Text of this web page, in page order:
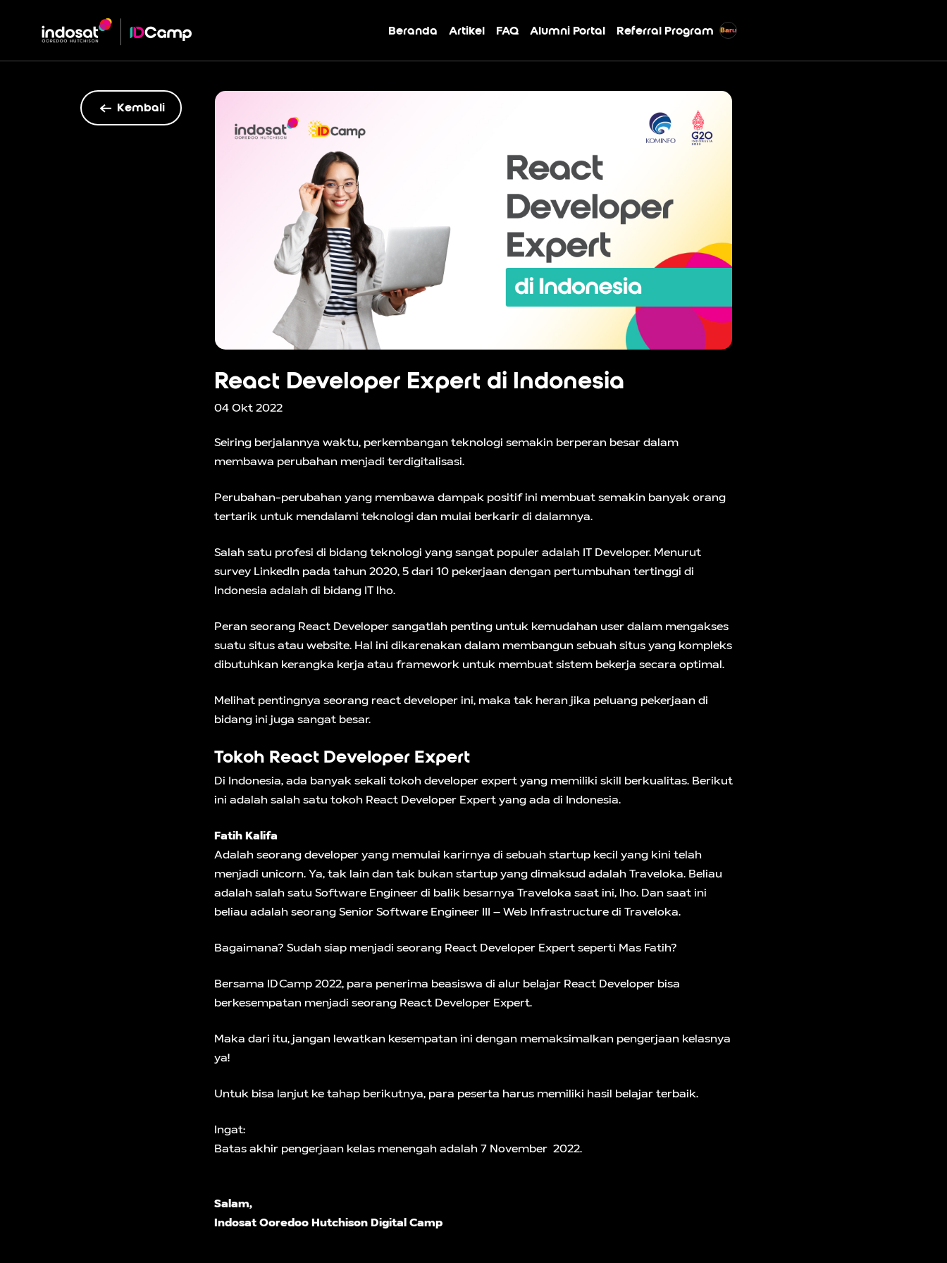
Beranda Artikel FAQ Alumni Portal Referral Program Baru
Kembali
React Developer Expert di Indonesia
04 Okt 2022
Seiring berjalannya waktu, perkembangan teknologi semakin berperan besar dalam
membawa perubahan menjadi terdigitalisasi.
Perubahan-perubahan yang membawa dampak positif ini membuat semakin banyak orang
tertarik untuk mendalami teknologi dan mulai berkarir di dalamnya.
Salah satu profesi di bidang teknologi yang sangat populer adalah IT Developer. Menurut
survey LinkedIn pada tahun 2020, 5 dari 10 pekerjaan dengan pertumbuhan tertinggi di
Indonesia adalah di bidang IT lho.
Peran seorang React Developer sangatlah penting untuk kemudahan user dalam mengakses
suatu situs atau website. Hal ini dikarenakan dalam membangun sebuah situs yang kompleks
dibutuhkan kerangka kerja atau framework untuk membuat sistem bekerja secara optimal.
Melihat pentingnya seorang react developer ini, maka tak heran jika peluang pekerjaan di
bidang ini juga sangat besar.
Tokoh React Developer Expert
Di Indonesia, ada banyak sekali tokoh developer expert yang memiliki skill berkualitas. Berikut
ini adalah salah satu tokoh React Developer Expert yang ada di Indonesia.
Fatih Kalifa
Adalah seorang developer yang memulai karirnya di sebuah startup kecil yang kini telah
menjadi unicorn. Ya, tak lain dan tak bukan startup yang dimaksud adalah Traveloka. Beliau
adalah salah satu Software Engineer di balik besarnya Traveloka saat ini, lho. Dan saat ini
beliau adalah seorang Senior Software Engineer III – Web Infrastructure di Traveloka.
Bagaimana? Sudah siap menjadi seorang React Developer Expert seperti Mas Fatih?
Bersama IDCamp 2022, para penerima beasiswa di alur belajar React Developer bisa
berkesempatan menjadi seorang React Developer Expert.
Maka dari itu, jangan lewatkan kesempatan ini dengan memaksimalkan pengerjaan kelasnya
ya!
Untuk bisa lanjut ke tahap berikutnya, para peserta harus memiliki hasil belajar terbaik.
Ingat:
Batas akhir pengerjaan kelas menengah adalah 7 November 2022.
Salam,
Indosat Ooredoo Hutchison Digital Camp